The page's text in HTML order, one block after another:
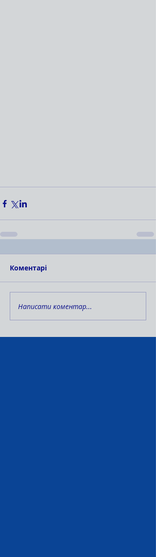
Коментарі
Написати коментар...